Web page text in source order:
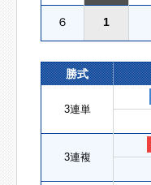
６ 1
勝式
3連単
3連複